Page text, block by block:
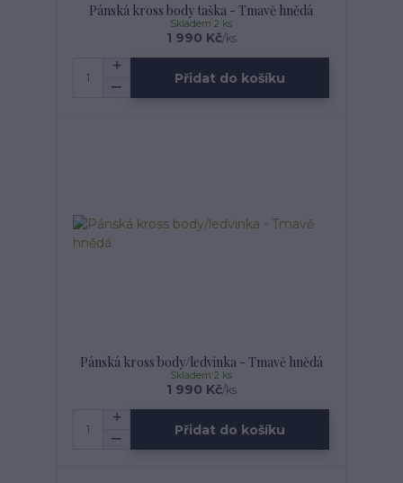
Pánská kross body taška - Tmavě hnědá
1 990 Kč/ks
Skladem 2 ks
Přidat do košíku
Pánská kross body/ledvinka - Tmavě hnědá
1 990 Kč/ks
Skladem 2 ks
Přidat do košíku